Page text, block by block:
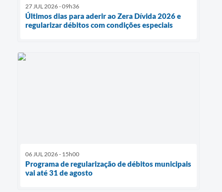
27 JUL 2026 - 09h36
Últimos dias para aderir ao Zera Dívida 2026 e
regularizar débitos com condições especiais
06 JUL 2026 - 15h00
Programa de regularização de débitos municipais
vai até 31 de agosto